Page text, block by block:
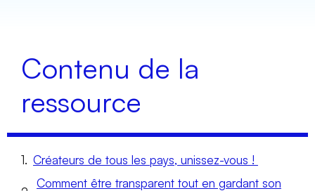
Contenu de la
ressource
Créateurs de tous les pays, unissez-vous !
Comment être transparent tout en gardant son